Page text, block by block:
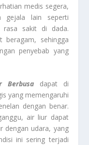
medis segera,
gejala lain seperti
rasa sakit di dada.
beragam, sehingga
penyebab yang
Berbusa dapat di
yang memengaruhi
dengan benar.
air liur dapat
dengan udara, yang
ini sering terjadi